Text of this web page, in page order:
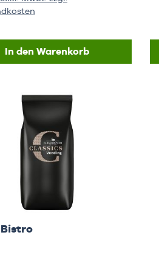
In den Warenkorb